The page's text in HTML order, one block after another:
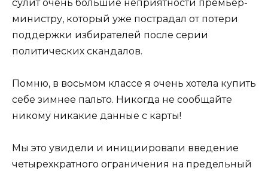
сулит очень большие неприятности премьер-
министру, который уже пострадал от потери
поддержки избирателей после серии
политических скандалов.
Помню, в восьмом классе я очень хотела купить
себе зимнее пальто. Никогда не сообщайте
никому никакие данные с карты!
Мы это увидели и инициировали введение
четырехкратного ограничения на предельный